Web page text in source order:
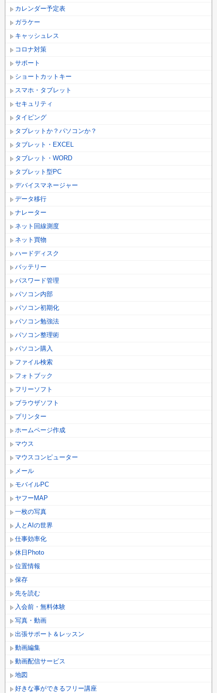
カレンダー予定表
ガラケー
キャッシュレス
コロナ対策
サポート
ショートカットキー
スマホ・タブレット
セキュリティ
タイピング
タブレットか？パソコンか？
タブレット・EXCEL
タブレット・WORD
タブレット型PC
デバイスマネージャー
データ移行
ナレーター
ネット回線測度
ネット買物
ハードディスク
バッテリー
パスワード管理
パソコン内部
パソコン初期化
パソコン勉強法
パソコン整理術
パソコン購入
ファイル検索
フォトブック
フリーソフト
ブラウザソフト
プリンター
ホームページ作成
マウス
マウスコンピューター
メール
モバイルPC
ヤフーMAP
一枚の写真
人とAIの世界
仕事効率化
休日Photo
位置情報
保存
先を読む
入会前・無料体験
写真・動画
出張サポート＆レッスン
動画編集
動画配信サービス
地図
好きな事ができるフリー講座